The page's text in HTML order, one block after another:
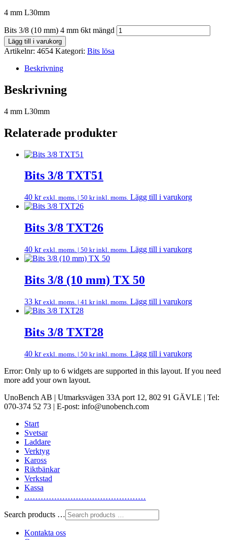
4 mm L30mm
Bits 3/8 (10 mm) 4 mm 6kt mängd
Lägg till i varukorg
Artikelnr: 4654 Kategori: Bits lösa
Beskrivning
Beskrivning
4 mm L30mm
Relaterade produkter
Bits 3/8 TXT51
40 kr exkl. moms. | 50 krinkl. moms. Lägg till i varukorg
Bits 3/8 TXT26
40 kr exkl. moms. | 50 krinkl. moms. Lägg till i varukorg
Bits 3/8 (10 mm) TX 50
33 kr exkl. moms. | 41 krinkl. moms. Lägg till i varukorg
Bits 3/8 TXT28
40 kr exkl. moms. | 50 krinkl. moms. Lägg till i varukorg
Error: Only up to 6 widgets are supported in this layout. If you need
more add your own layout.
UnoBench AB | Utmarksvägen 33A port 12, 802 91 GÄVLE | Tel:
070-374 52 73 | E-post: info@unobench.com
Start
Svetsar
Laddare
Verktyg
Kaross
Riktbänkar
Verkstad
Kassa
………………………………………
Search products …
Kontakta oss